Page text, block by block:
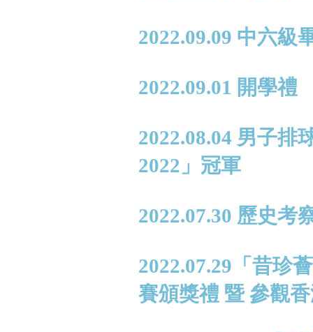
2022.09.09 中六級
2022.09.01 開學禮
2022.08.04 男子排
2022」冠軍
2022.07.30 歷史考
2022.07.29「昔珍
賽頒獎禮 暨 參觀